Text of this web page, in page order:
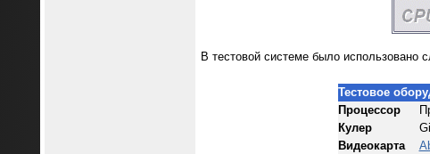
В тестовой системе было использовано
Тестовое
Процессор
Кулер
Видеокарта